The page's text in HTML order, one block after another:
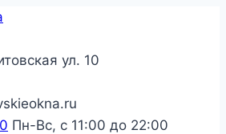
ул. 10
Пн-Вс, с 11:00 до 22:00